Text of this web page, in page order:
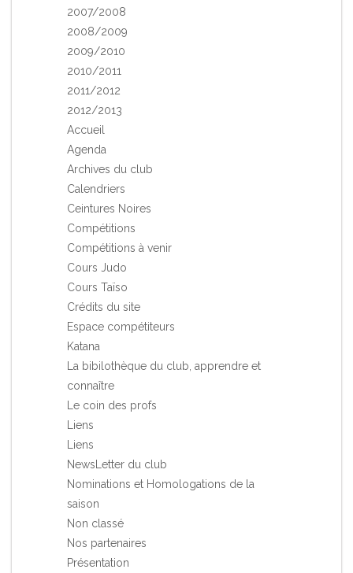
2007/2008
2008/2009
2009/2010
2010/2011
2011/2012
2012/2013
Accueil
Agenda
Archives du club
Calendriers
Ceintures Noires
Compétitions
Compétitions à venir
Cours Judo
Cours Taïso
Crédits du site
Espace compétiteurs
Katana
La bibilothèque du club, apprendre et
connaître
Le coin des profs
Liens
Liens
NewsLetter du club
Nominations et Homologations de la
saison
Non classé
Nos partenaires
Présentation